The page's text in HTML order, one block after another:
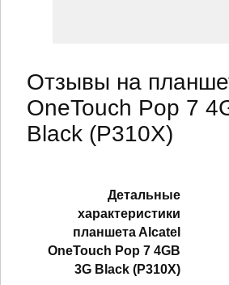
Отзывы на
OneTouch Pop 7
Black (P310X)
Детальные
характеристики
планшетa Alcatel
OneTouch Pop 7 4GB
3G Black (P310X)